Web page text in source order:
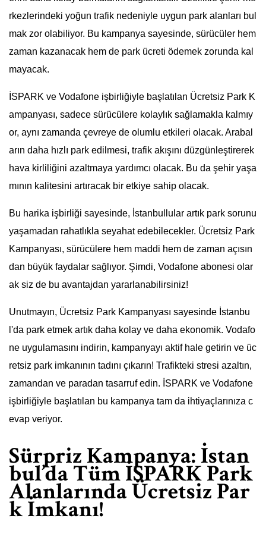
rkezlerindeki yoğun trafik nedeniyle uygun park alanları bul
mak zor olabiliyor. Bu kampanya sayesinde, sürücüler hem
zaman kazanacak hem de park ücreti ödemek zorunda kal
mayacak.
İSPARK ve Vodafone işbirliğiyle başlatılan Ücretsiz Park K
ampanyası, sadece sürücülere kolaylık sağlamakla kalmıy
or, aynı zamanda çevreye de olumlu etkileri olacak. Arabal
arın daha hızlı park edilmesi, trafik akışını düzgünleştirerek
hava kirliliğini azaltmaya yardımcı olacak. Bu da şehir yaşa
mının kalitesini artıracak bir etkiye sahip olacak.
Bu harika işbirliği sayesinde, İstanbullular artık park sorunu
yaşamadan rahatlıkla seyahat edebilecekler. Ücretsiz Park
Kampanyası, sürücülere hem maddi hem de zaman açısın
dan büyük faydalar sağlıyor. Şimdi, Vodafone abonesi olar
ak siz de bu avantajdan yararlanabilirsiniz!
Unutmayın, Ücretsiz Park Kampanyası sayesinde İstanbu
l'da park etmek artık daha kolay ve daha ekonomik. Vodafo
ne uygulamasını indirin, kampanyayı aktif hale getirin ve üc
retsiz park imkanının tadını çıkarın! Trafikteki stresi azaltın,
zamandan ve paradan tasarruf edin. İSPARK ve Vodafone
işbirliğiyle başlatılan bu kampanya tam da ihtiyaçlarınıza c
evap veriyor.
Sürpriz Kampanya: İstan
bul’da Tüm İSPARK Park
Alanlarında Ücretsiz Par
k İmkanı!